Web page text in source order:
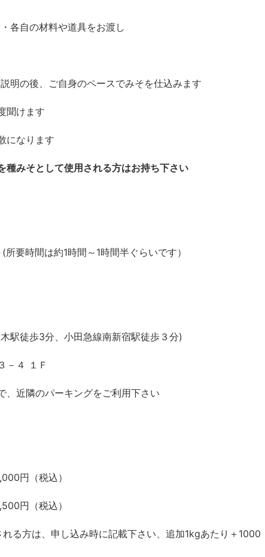
各自の材料や道具をお渡し
明の後、ご自身のペースでみそを仕込みます
聞けます
になります
種みそとして使用される方はお持ち下さい
要時間は約1時間～1時間半ぐらいです）
駅徒歩3分、小田急線南新宿駅徒歩３分)
－４ １Ｆ
、近隣のパーキングをご利用下さい
円（税込）
円（税込）
る方は、申し込み時に記載下さい、追加1kgあたり＋1000